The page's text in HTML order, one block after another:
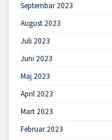
Septembar 2023
August 2023
Juli 2023
Juni 2023
Maj 2023
April 2023
Mart 2023
Februar 2023